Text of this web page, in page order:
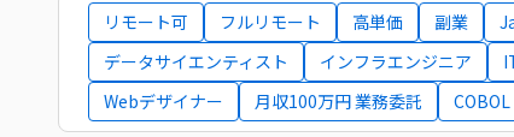
リモート可 フルリモート 高単価 副業
データサイエンティスト
インフラエンジニア
Webデザイナー
月収100万円 業務委託 COBOL